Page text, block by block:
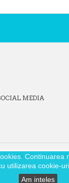
MEDIA
Continuarea
utilizarea cookie-
Am inteles
SRL, Cod